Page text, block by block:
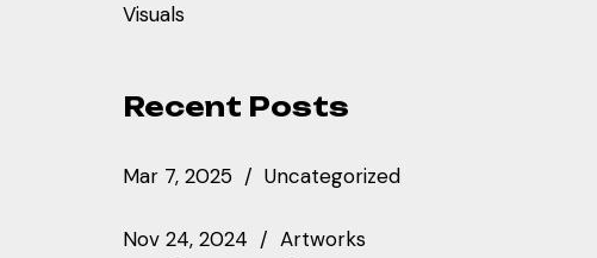
Visuals
Recent Posts
Mar 7, 2025 Uncategorized
Nov 24, 2024 Artworks